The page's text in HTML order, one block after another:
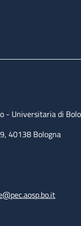
- Universitaria di
40138 Bologna